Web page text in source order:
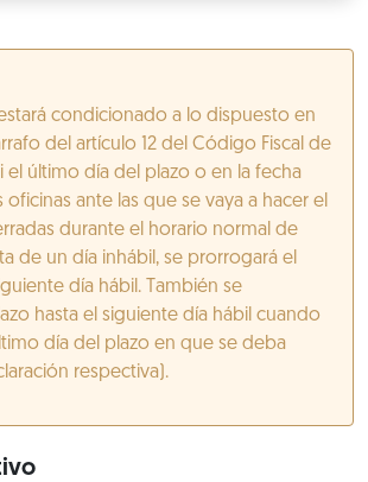
condicionado a lo dispuesto en
del artículo 12 del Código Fiscal de
el último día del plazo o en la fecha
ante las que se vaya a hacer el
durante el horario normal de
de un día inhábil, se prorrogará el
día hábil. También se
hasta el siguiente día hábil cuando
día del plazo en que se deba
respectiva).